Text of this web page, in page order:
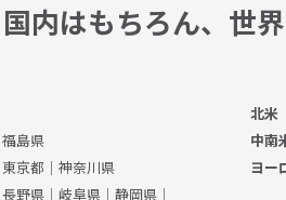
国内はもちろん、 世
福島県
東京都 ｜ 神奈川県
長野県 ｜ 岐阜県 ｜ 静岡県 ｜
北米
中南
ヨー